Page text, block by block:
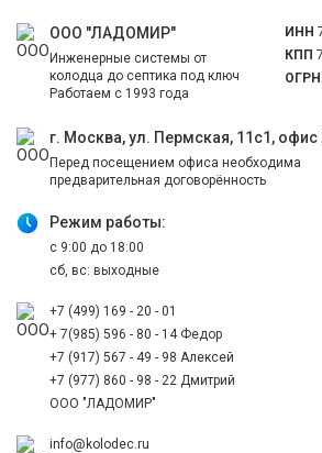
ООО "ЛАДОМИР"
Инженерные системы от
колодца до септика под ключ
Работаем с 1993 года
ИНН
КПП
ОГРН
г. Москва, ул. Пермская, 11с1, офис
Перед посещением офиса необходима
предварительная договорённость
Режим работы:
с 9:00 до 18:00
сб, вс: выходные
+7 (499) 169 - 20 - 01
+ 7(985) 596 - 80 - 14 Федор
+7 (917) 567 - 49 - 98 Алексей
+7 (977) 860 - 98 - 22 Дмитрий
ООО "ЛАДОМИР"
info@kolodec.ru